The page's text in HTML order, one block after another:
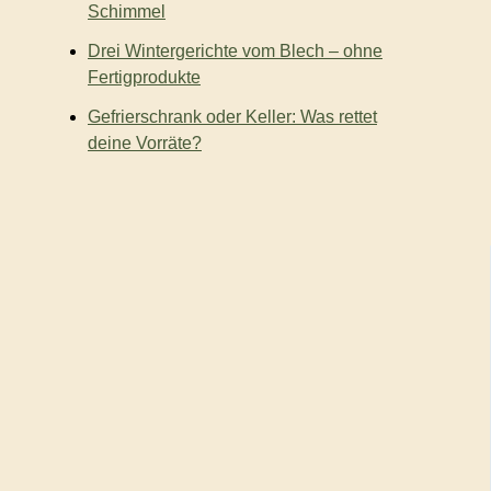
Schimmel
Drei Wintergerichte vom Blech – ohne
Fertigprodukte
Gefrierschrank oder Keller: Was rettet
deine Vorräte?